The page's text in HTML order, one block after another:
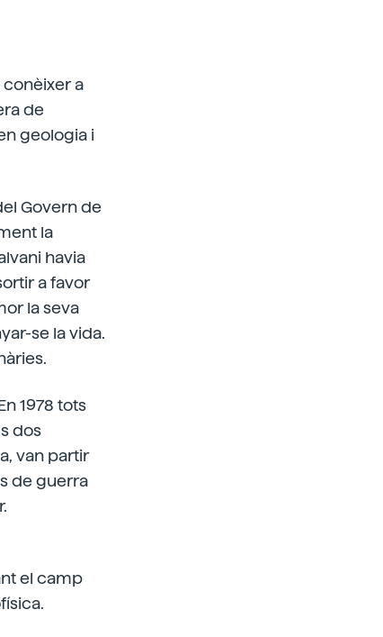
conèixer a
de
geologia i
Govern de
la
havia
a favor
la seva
se la vida.
1978 tots
dos
van partir
de guerra
el camp